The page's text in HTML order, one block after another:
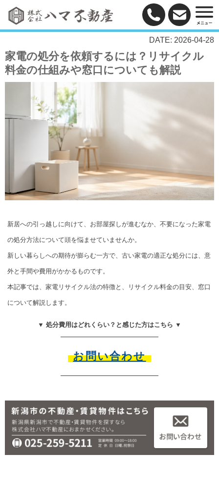
DATE: 2026-04-28
家電の処分を依頼するには？リサイクル
料金の仕組みや窓口についても解説
新居への引っ越しに向けて、お部屋探しが進むなか、不要になった家電
の処分方法について頭を悩ませていませんか。
新しい暮らしへの期待が膨らむ一方で、古い家電の適正な処分には、意
外と手間や費用がかかるものです。
本記事では、家電リサイクル法の特徴と、リサイクル料金の目安、窓口
について解説します。
▼ 処分費用はどれくらい？と感じた方はこちら ▼
お問い合わせ